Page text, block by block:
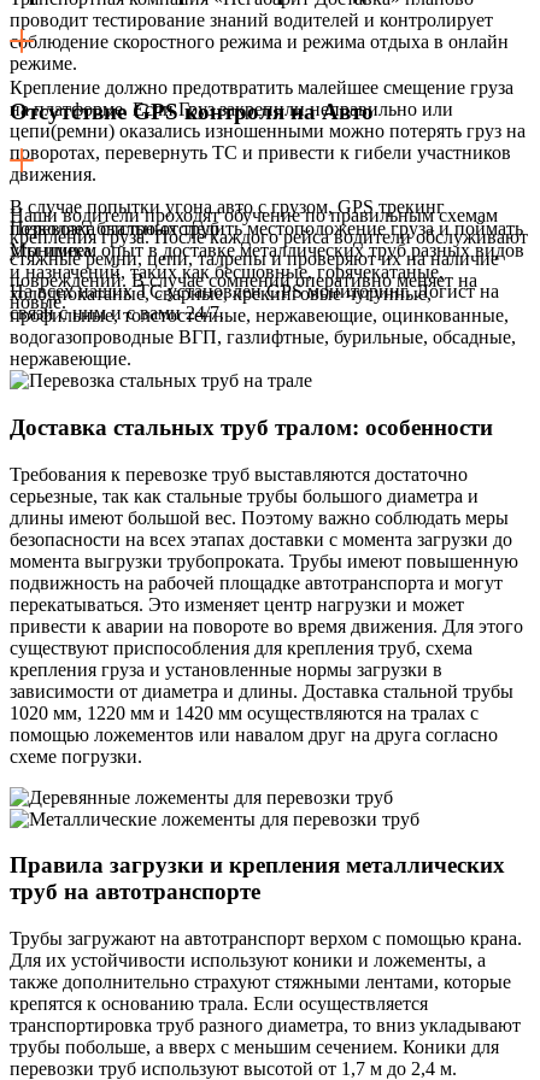
проводит тестирование знаний водителей и контролирует
соблюдение скоростного режима и режима отдыха в онлайн
режиме.
Крепление должно предотвратить малейшее смещение груза
на платформе. Если Груз закрепили неправильно или
цепи(ремни) оказались изношенными можно потерять груз на
поворотах, перевернуть ТС и привести к гибели участников
движения.
Наши водители проходят обучение по правильным схемам
крепления груза. После каждого рейса водители обслуживают
стяжные ремни, цепи, талрепы и проверяют их на наличие
повреждений. В случае сомнений оперативно меняет на
новые.
Отсутствие GPS контроля на Авто
В случае попытки угона авто с грузом, GPS трекинг
позволяет быстро отследить местоположение груза и поймать
угонщика.
На всех наших ТС установлен GPS мониторинг. Логист на
связи с ним и с вами 24/7.
Перевозка стальных труб
Мы имеем опыт в доставкеметаллических труб разных видов
и назначений, таких как бесшовные, горячекатаные,
холоднокатаные, сварные, крекинговые чугунные,
профильные, толстостенные, нержавеющие, оцинкованные,
водогазопроводные ВГП, газлифтные, бурильные, обсадные,
нержавеющие.
Доставка стальных труб тралом: особенности
Требования к перевозке труб выставляются достаточно
серьезные, так как стальные трубы большого диаметра и
длины имеют большой вес. Поэтому важно соблюдать меры
безопасности на всех этапах доставки с момента загрузки до
момента выгрузки трубопроката. Трубы имеют повышенную
подвижность на рабочей площадке автотранспорта и могут
перекатываться. Это изменяет центр нагрузки и может
привести к аварии на повороте во время движения. Для этого
существуют приспособления для крепления труб, схема
крепления груза и установленные нормы загрузки в
зависимости от диаметра и длины. Доставка стальной трубы
1020 мм, 1220 мм и 1420 мм осуществляются на тралах с
помощью ложементов или навалом друг на друга согласно
схеме погрузки.
Правила загрузки и крепления металлических
труб на автотранспорте
Трубы загружают на автотранспорт верхом с помощью крана.
Для их устойчивости используют коники и ложементы, а
также дополнительно страхуют стяжными лентами, которые
крепятся к основанию трала. Если осуществляется
транспортировка труб разного диаметра, то вниз укладывают
трубы побольше, а вверх с меньшим сечением. Коники для
перевозки труб используют высотой от 1,7 м до 2,4 м.